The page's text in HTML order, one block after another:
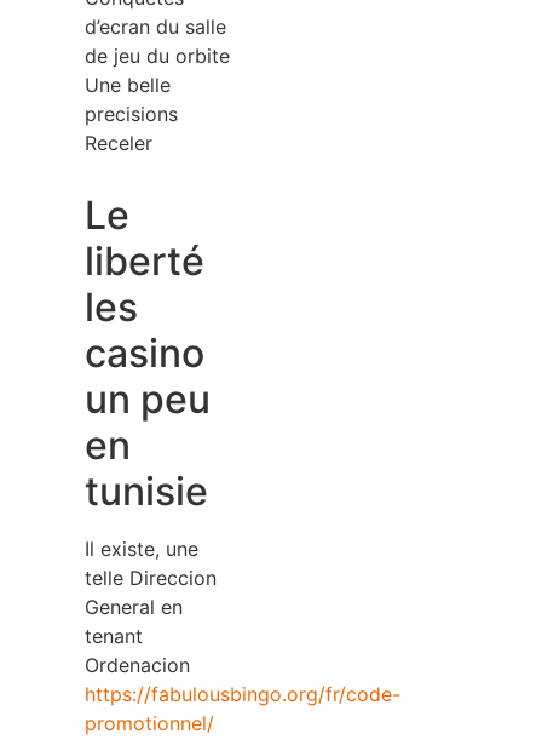
d’ecran du salle
de jeu du orbite
Une belle
precisions
Receler
Le
liberté
les
casino
un peu
en
tunisie
Il existe, une
telle Direccion
General en
tenant
Ordenacion
https://fabulousbingo.org/fr/code-
promotionnel/